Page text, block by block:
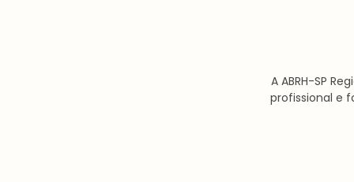
A ABRH-SP
profissional e